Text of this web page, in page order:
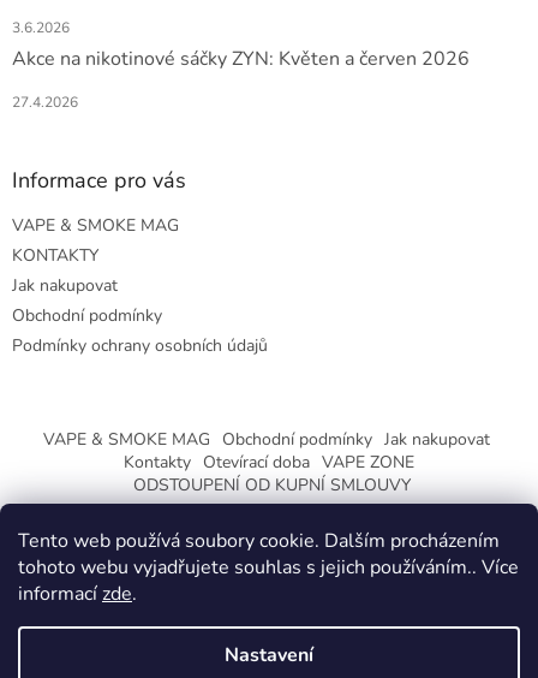
Tento web používá soubory cookie. Dalším procházením
tohoto webu vyjadřujete souhlas s jejich používáním.. Více
informacízde.
Nastavení
3.6.2026
Akce na nikotinové sáčky ZYN: Květen a červen 2026
27.4.2026
Informace pro vás
VAPE & SMOKE MAG
KONTAKTY
Jak nakupovat
Obchodní podmínky
Podmínky ochrany osobních údajů
VAPE & SMOKE MAG Obchodní podmínky Jak nakupovat
Kontakty Otevírací doba VAPE ZONE
ODSTOUPENÍ OD KUPNÍ SMLOUVY